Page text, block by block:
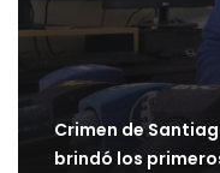
Crimen de
brindó los